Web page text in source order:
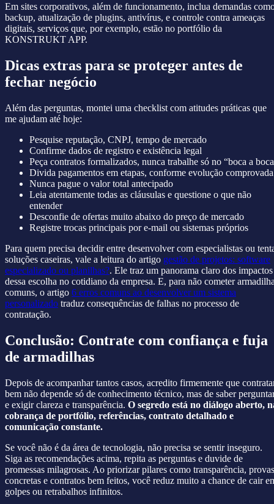
Em sites corporativos, além de funcionamento, inclua demandas
backup, atualização de plugins, antivírus, e controle contra ameaças
digitais, serviços que, por exemplo, estão no portfólio da
KONSTRUKT APP.
Dicas extras para se proteger antes de
fechar negócio
Além das perguntas, montei uma checklist com atitudes práticas que
me ajudam até hoje:
Pesquise reputação, CNPJ, tempo de mercado
Confirme dados de registro e existência legal
Peça contratos formalizados, nunca trabalhe só no “boca a
Divida pagamentos em etapas, conforme evolução comprovada
Nunca pague o valor total antecipado
Leia atentamente todas as cláusulas e questione o que não
entender
Desconfie de ofertas muito abaixo do preço de mercado
Registre trocas principais por e-mail ou sistemas próprios
Para quem precisa decidir entre desenvolver com especialistas ou
soluções caseiras, vale a leitura do artigo gestão de projetos: software
especializado ou planilhas?. Ele traz um panorama claro dos impactos
dessa escolha no cotidiano da empresa. E, para não cometer
comuns, o artigo 6 erros comuns ao desenvolver um sistema
personalizado traduz consequências de falhas no processo de
contratação.
Conclusão: Contrate com confiança e fuja
de armadilhas
Depois de acompanhar tantos casos, acredito firmemente que
bem não depende só de conhecimento técnico, mas de saber
e exigir clareza e transparência. O segredo está no diálogo aberto,
cobrança de portfólio, referências, contrato detalhado e
comunicação constante.
Se você não é da área de tecnologia, não precisa se sentir inseguro.
Siga as recomendações acima, repita as perguntas e duvide de
promessas milagrosas. Ao priorizar pilares como transparência, provas
concretas e contratos bem feitos, você reduz muito a chance de cair
golpes ou retrabalhos infinitos.